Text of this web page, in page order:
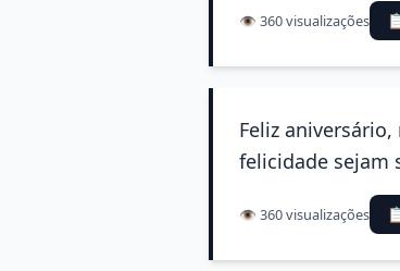
👁️ 360 visualizações
Feliz
felicidade sejam
👁️ 360 visualizações